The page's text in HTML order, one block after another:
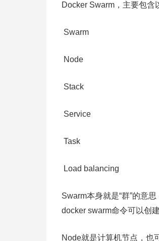
Docker Swarm，主要包含
Swarm
Node
Stack
Service
Task
Load balancing
Swarm本身就是“群”的意
docker swarm命令可以创
Node就是计算机节点，也